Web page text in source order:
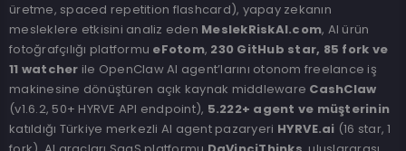
üretme, spaced repetition flashcard), yapay zekanın
mesleklere etkisini analiz eden MeslekRiskAI.com, AI ürün
fotoğrafçılığı platformu eFotom, 230 GitHub star, 85 fork ve
11 watcher ile OpenClaw AI agent’larını otonom freelance iş
makinesine dönüştüren açık kaynak middleware CashClaw
(v1.6.2, 50+ HYRVE API endpoint), 5.222+ agent ve müşterinin
katıldığı Türkiye merkezli AI agent pazaryeri HYRVE.ai (16 star, 1